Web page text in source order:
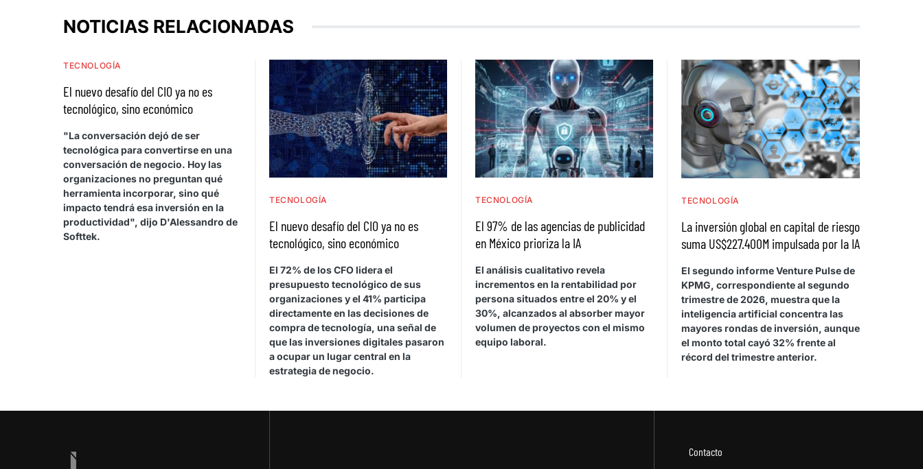
NOTICIAS RELACIONADAS
TECNOLOGÍA
El nuevo desafío del CIO ya no es
tecnológico, sino económico
"La conversación dejó de ser
tecnológica para convertirse en una
conversación de negocio. Hoy las
organizaciones no preguntan qué
herramienta incorporar, sino qué
impacto tendrá esa inversión en la
productividad", dijo D'Alessandro de
Softtek.
TECNOLOGÍA
El nuevo desafío del CIO ya no es
tecnológico, sino económico
El 72% de los CFO lidera el
presupuesto tecnológico de sus
organizaciones y el 41% participa
directamente en las decisiones de
compra de tecnología, una señal de
que las inversiones digitales pasaron
a ocupar un lugar central en la
estrategia de negocio.
TECNOLOGÍA
El 97% de las agencias de publicidad
en México prioriza la IA
El análisis cualitativo revela
incrementos en la rentabilidad por
persona situados entre el 20% y el
30%, alcanzados al absorber mayor
volumen de proyectos con el mismo
equipo laboral.
TECNOLOGÍA
La inversión global en capital de riesgo
suma US$227.400M impulsada por la IA
El segundo informe Venture Pulse de
KPMG, correspondiente al segundo
trimestre de 2026, muestra que la
inteligencia artificial concentra las
mayores rondas de inversión, aunque
el monto total cayó 32% frente al
récord del trimestre anterior.
Contacto